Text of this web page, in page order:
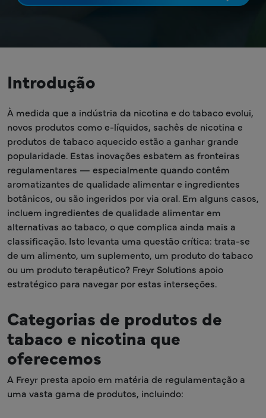
Introdução
À medida que a indústria da nicotina e do tabaco evolui,
novos produtos como e-líquidos, sachês de nicotina e
produtos de tabaco aquecido estão a ganhar grande
popularidade. Estas inovações esbatem as fronteiras
regulamentares — especialmente quando contêm
aromatizantes de qualidade alimentar e ingredientes
botânicos, ou são ingeridos por via oral. Em alguns casos,
incluem ingredientes de qualidade alimentar em
alternativas ao tabaco, o que complica ainda mais a
classificação. Isto levanta uma questão crítica: trata-se
de um alimento, um suplemento, um produto do tabaco
ou um produto terapêutico? Freyr Solutions apoio
estratégico para navegar por estas interseções.
Categorias de produtos de
tabaco e nicotina que
oferecemos
A Freyr presta apoio em matéria de regulamentação a
uma vasta gama de produtos, incluindo: